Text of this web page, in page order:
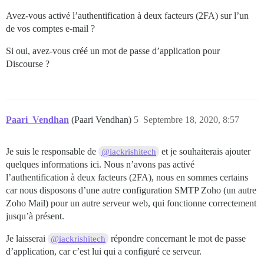
Avez-vous activé l’authentification à deux facteurs (2FA) sur l’un
de vos comptes e-mail ?
Si oui, avez-vous créé un mot de passe d’application pour
Discourse ?
Paari_Vendhan (Paari Vendhan) Septembre 18, 2020, 8:57
5
Je suis le responsable de @iackrishitech
et je souhaiterais ajouter
quelques informations ici. Nous n’avons pas activé
l’authentification à deux facteurs (2FA), nous en sommes certains
car nous disposons d’une autre configuration SMTP Zoho (un autre
Zoho Mail) pour un autre serveur web, qui fonctionne correctement
jusqu’à présent.
Je laisserai @iackrishitech
répondre concernant le mot de passe
d’application, car c’est lui qui a configuré ce serveur.